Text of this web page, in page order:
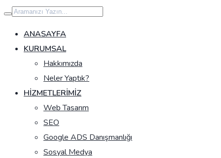
İçeriğe
geç
ANASAYFA
KURUMSAL
Hakkımızda
Neler Yaptık?
HIZMETLERIMIZ
Web Tasarım
SEO
Google ADS Danışmanlığı
Sosyal Medya